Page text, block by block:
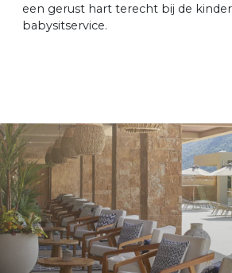
een gerust hart terecht bij de
babysitservice.